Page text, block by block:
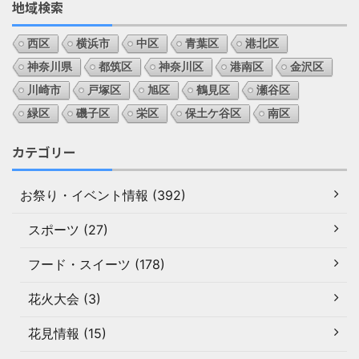
地域検索
西区 横浜市 中区 青葉区
港北区
神奈川県
都筑区 神奈川区 港南区
金沢区
川崎市
戸塚区 旭区 鶴見区
瀬谷区
緑区
磯子区 栄区 保土ケ谷区 南区
カテゴリー
お祭り・イベント情報 (392)
スポーツ (27)
フード・スイーツ (178)
花火大会 (3)
花見情報 (15)